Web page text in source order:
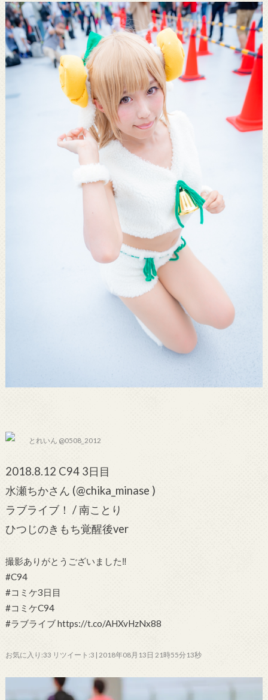
とれいん @0508_2012
2018.8.12 C94 3日目
水瀬ちかさん (@chika_minase )
ラブライブ！ / 南ことり
ひつじのきもち覚醒後ver
撮影ありがとうございました‼︎
#C94
#コミケ3日目
#コミケC94
#ラブライブ https://t.co/AHXvHzNx88
お気に入り:33 リツイート:3 | 2018年08月13日 21時55分13秒